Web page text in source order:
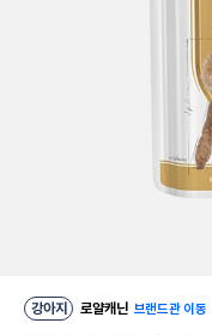
강아지 로얄캐닌 브랜드관 이동